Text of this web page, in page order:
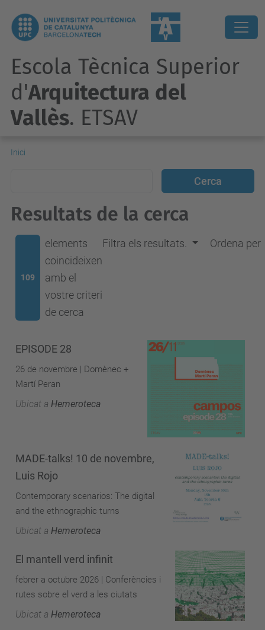
Escola Tècnica Superior
d'Arquitectura del
Vallès. ETSAV
Inici
Resultats de la cerca
109
elements
coincideixen
amb el
vostre criteri
de cerca
Filtra els resultats. Ordena per
EPISODE 28
26 de novembre | Domènec +
Martí Peran
Ubicat a Hemeroteca
MADE-talks! 10 de novembre,
Luis Rojo
Contemporary scenarios: The digital
and the ethnographic turns
Ubicat a Hemeroteca
El mantell verd infinit
febrer a octubre 2026 | Conferències i
rutes sobre el verd a les ciutats
Ubicat a Hemeroteca